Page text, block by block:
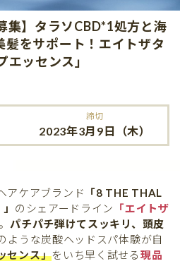
集】タラソCBD*1処方と海
髪をサポート！エイトザタ
エッセンス」
締切
2023年3月9日（木）
アケアブランド
「8 THE THAL
のシェアードライン
「エイトザ
パチパチ弾けてスッキリ、頭皮
ような炭酸ヘッドスパ体験が自
センス」をいち早く試せる 現品